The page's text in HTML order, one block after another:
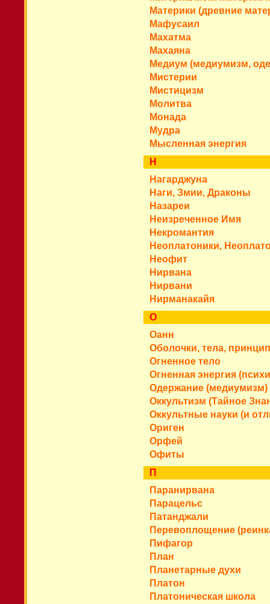
Материки (древние
Мафусаил
Махатма
Махаяна
Медиум (медиумизм,
Мистерии
Мистицизм
Молитва
Монада
Мудра
Мысленная энергия
Н
Нагарджуна
Наги, Змии, Драконы
Назареи
Неизреченное Имя
Некромантия
Неоплатоники,
Неофит
Нирвана
Нирвани
Нирманакайя
О
Оанн
Оболочки, тела,
Огненное тело
Огненная энергия
Одержание (медиумизм)
Оккультизм (Тайное
Оккультные науки (и
Ориген
Орфей
Офиты
П
Паранирвана
Парацельс
Патанджали
Перевоплощение
Пифагор
План
Планетарные духи
Платон
Платоническая школа